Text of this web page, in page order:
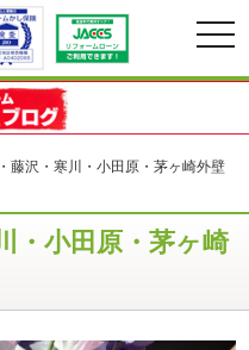
藤沢・寒川・小田原・茅ヶ崎外壁
・小田原・茅ヶ崎